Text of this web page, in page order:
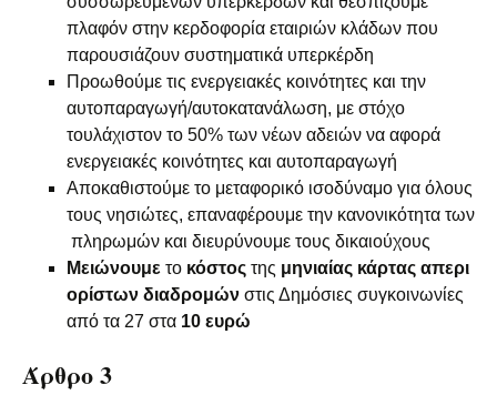
πλαφόν στην κερδοφορία εταιριών κλάδων που
παρουσιάζουν συστηματικά υπερκέρδη
Προωθούμε τις ενεργειακές κοινότητες και την
αυτοπαραγωγή/αυτοκατανάλωση, με στόχο
τουλάχιστον το 50% των νέων αδειών να αφορά
ενεργειακές κοινότητες και αυτοπαραγωγή
Αποκαθιστούμε το μεταφορικό ισοδύναμο για όλους
τους νησιώτες, επαναφέρουμε την κανονικότητα των
πληρωμών και διευρύνουμε τους δικαιούχους
Μειώνουμε το κόστος της μηνιαίας κάρτας απερι
ορίστων διαδρομών στις Δημόσιες συγκοινωνίες
από τα 27 στα 10 ευρώ
Άρθρο 3